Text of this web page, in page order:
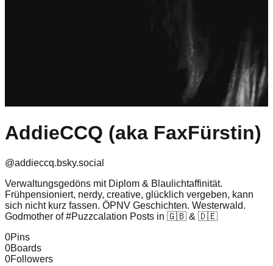
AddieCCQ (aka FaxFürstin)
@addieccq.bsky.social
Verwaltungsgedöns mit Diplom & Blaulichtaffinität.
Frühpensioniert, nerdy, creative, glücklich vergeben, kann
sich nicht kurz fassen. ÖPNV Geschichten. Westerwald.
Godmother of #Puzzcalation Posts in 🇬🇧 & 🇩🇪
0Pins
0Boards
0Followers